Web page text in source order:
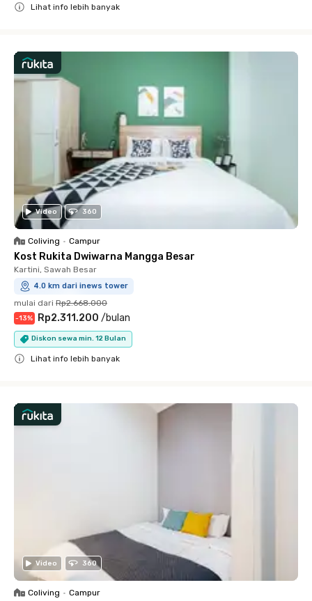
Lihat info lebih banyak
Video 360
Coliving • Campur
Kost Rukita Dwiwarna Mangga Besar
Kartini, Sawah Besar
4.0 km dari inews tower
mulai dari Rp2.668.000
-13% Rp2.311.200 /bulan
Diskon sewa min. 12 Bulan
Lihat info lebih banyak
Video 360
Coliving • Campur